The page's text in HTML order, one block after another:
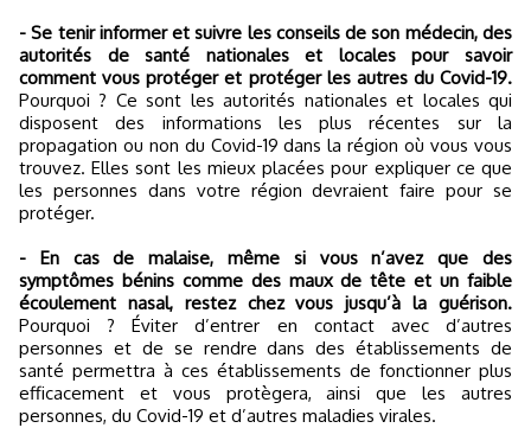
- Se tenir informer et suivre les conseils de son médecin, des
autorités de santé nationales et locales pour savoir
comment vous protéger et protéger les autres du Covid-19.
Pourquoi ? Ce sont les autorités nationales et locales qui
disposent des informations les plus récentes sur la
propagation ou non du Covid-19 dans la région où vous vous
trouvez. Elles sont les mieux placées pour expliquer ce que
les personnes dans votre région devraient faire pour se
protéger.
- En cas de malaise, même si vous n’avez que des
symptômes bénins comme des maux de tête et un faible
écoulement nasal, restez chez vous jusqu’à la guérison.
Pourquoi ? Éviter d’entrer en contact avec d’autres
personnes et de se rendre dans des établissements de
santé permettra à ces établissements de fonctionner plus
efficacement et vous protègera, ainsi que les autres
personnes, du Covid-19 et d’autres maladies virales.